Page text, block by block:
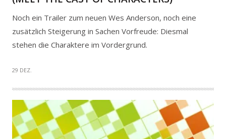
Noch ein Trailer zum neuen Wes Anderson, noch eine
zusätzlich Steigerung in Sachen Vorfreude: Diesmal
stehen die Charaktere im Vordergrund.
29 DEZ.